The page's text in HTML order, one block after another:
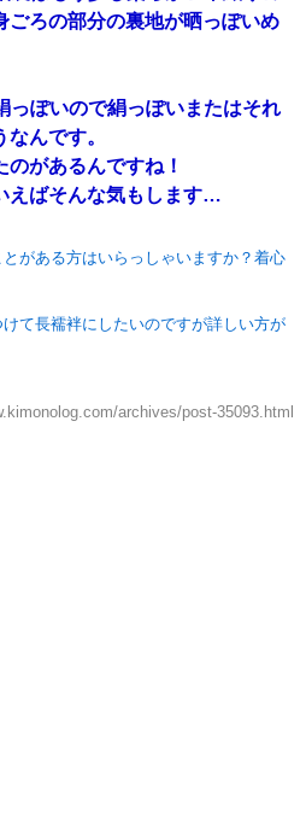
ごろの部分の裏地が晒っぽいめ
っぽいので絹っぽいまたはそれ
んです。
があるんですね！
えばそんな気もします…
がある方はいらっしゃいますか？着心
て長襦袢にしたいのですが詳しい方が
archives/post-35093.html